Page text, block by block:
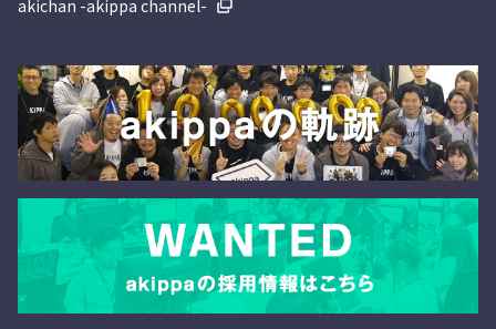
akichan -akippa channel-